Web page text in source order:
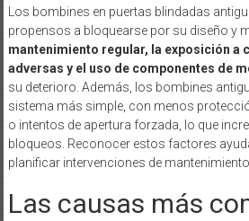
Los bombines en puertas blindadas
propensos a bloquearse por su diseño y
mantenimiento regular, la exposición a
adversas y el uso de componentes de
su deterioro. Además, los bombines
sistema más simple, con menos
o intentos de apertura forzada, lo que
bloqueos. Reconocer estos factores
planificar intervenciones de
Las causas más